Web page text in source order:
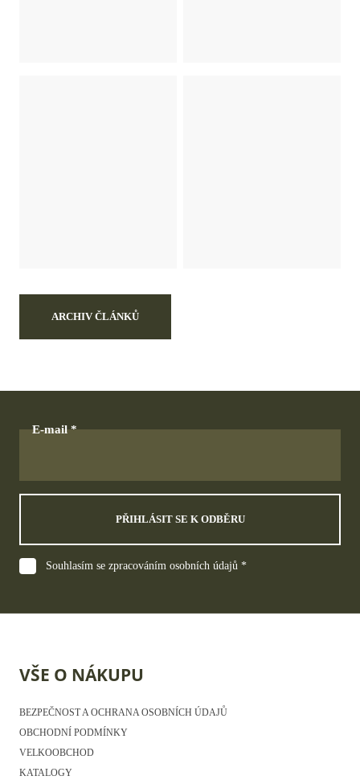
ARCHIV ČLÁNKŮ
E-mail
PŘIHLÁSIT SE K ODBĚRU
Souhlasím se zpracováním osobních údajů *
VŠE O NÁKUPU
BEZPEČNOST A OCHRANA OSOBNÍCH ÚDAJŮ
OBCHODNÍ PODMÍNKY
VELKOOBCHOD
KATALOGY